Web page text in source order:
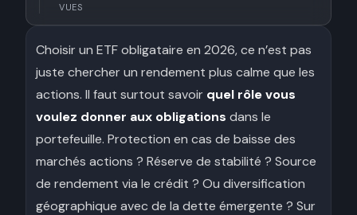
VUES
Choisir un ETF obligataire en 2026, ce n’est pas
juste chercher un rendement plus calme que les
actions. Il faut surtout savoir quel rôle vous
voulez donner aux obligations dans le
portefeuille. Protection en cas de baisse des
marchés actions ? Réserve de stabilité ? Source
de rendement via le crédit ? Ou diversification
géographique avec de la dette émergente ? Sur